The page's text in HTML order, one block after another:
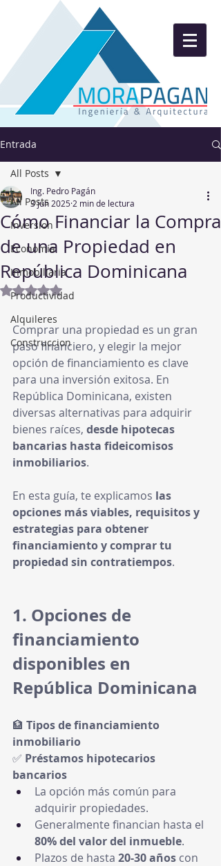
Entrada
All Posts
Inversion
Economía
Inmobiliaria
Productividad
Alquileres
Construccion
All Posts
Cómo Financiar la Compra
de una Propiedad en
República Dominicana
Ing. Pedro Pagán
3 jun 2025 2 min de lectura
Obtuvo NaN de 5 estrellas.
Comprar una propiedad es un gran
paso financiero, y elegir la mejor
opción de financiamiento es clave
para una inversión exitosa. En
República Dominicana, existen
diversas alternativas para adquirir
bienes raíces, desde hipotecas
bancarias hasta fideicomisos
inmobiliarios.
En esta guía, te explicamos las
opciones más viables, requisitos y
estrategias para obtener
financiamiento y comprar tu
propiedad sin contratiempos.
1. Opciones de
financiamiento
disponibles en
República Dominicana
🏦 Tipos de financiamiento
inmobiliario
✅ Préstamos hipotecarios
bancarios
La opción más común para
adquirir propiedades.
Generalmente financian hasta el
80% del valor del inmueble.
Plazos de hasta 20-30 años con